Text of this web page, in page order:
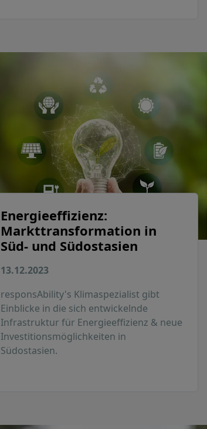
Energieeffizienz:
Markttransformation in
Süd- und Südostasien
13.12.2023
responsAbility's Klimaspezialist gibt
Einblicke in die sich entwickelnde
Infrastruktur für Energieeffizienz & neue
Investitionsmöglichkeiten in
Südostasien.